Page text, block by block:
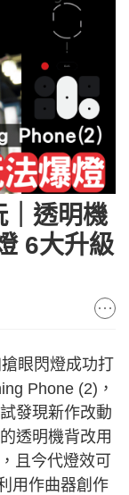
透明機
6大升級
眼閃燈成功打
Phone (2)，
發現新作改動
透明機背改用
且今代燈效可
用作曲器創作